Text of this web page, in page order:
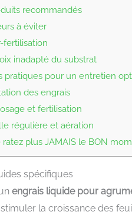
recommandés
à éviter
fertilisation
inadapté du substrat
pratiques pour un entretien
des engrais
et fertilisation
régulière et aération
ratez plus JAMAIS le BON
spécifiques
engrais liquide pour
la croissance des